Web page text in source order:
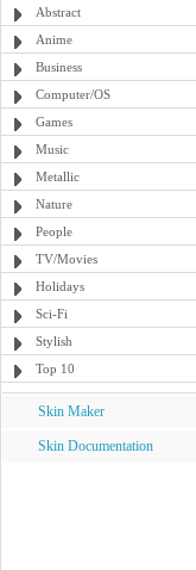
Abstract
Anime
Business
Computer/OS
Games
Music
Metallic
Nature
People
TV/Movies
Holidays
Sci-Fi
Stylish
Top 10
Skin Maker
Skin Documentation